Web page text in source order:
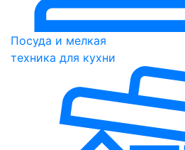
Посуда и мелкая
техника для кухни